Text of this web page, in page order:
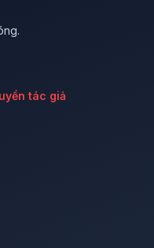
tác giả